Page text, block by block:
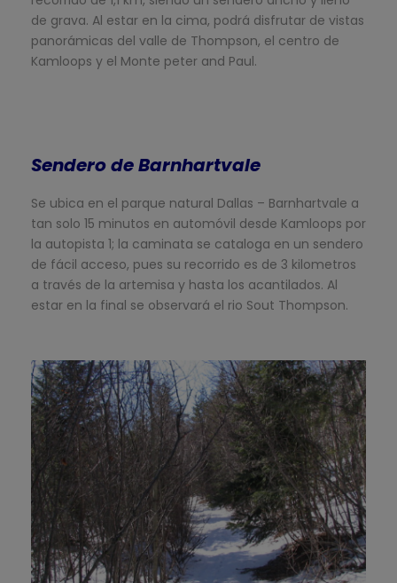
de grava. Al estar en la cima, podrá disfrutar de vistas
panorámicas del valle de Thompson, el centro de
Kamloops y el Monte peter and Paul.
Sendero de Barnhartvale
Se ubica en el parque natural Dallas – Barnhartvale a
tan solo 15 minutos en automóvil desde Kamloops por
la autopista 1; la caminata se cataloga en un sendero
de fácil acceso, pues su recorrido es de 3 kilometros
a través de la artemisa y hasta los acantilados. Al
estar en la final se observará el rio Sout Thompson.